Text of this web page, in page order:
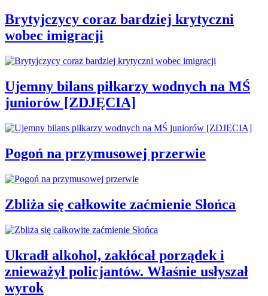
Brytyjczycy coraz bardziej krytyczni
wobec imigracji
Ujemny bilans piłkarzy wodnych na MŚ
juniorów [ZDJĘCIA]
Pogoń na przymusowej przerwie
Zbliża się całkowite zaćmienie Słońca
Ukradł alkohol, zakłócał porządek i
znieważył policjantów. Właśnie usłyszał
wyrok